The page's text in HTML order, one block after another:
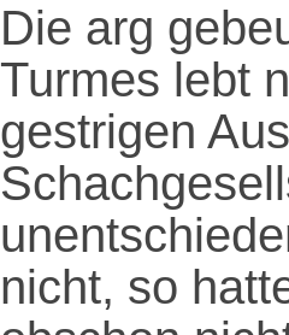
Die arg
Turmes lebt
gestrigen
nicht, so